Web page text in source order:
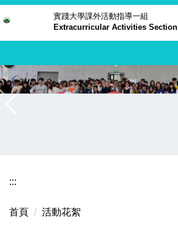
主
內
容
實踐大學課外活動指導一組
Extracurricular Activities Section
:::
首頁 活動花絮